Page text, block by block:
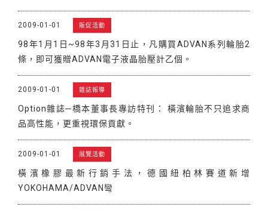
2009-01-01 販促活動
98年1月1日~98年3月31日止，凡購買ADVAN系列輪胎2
條，即可獲贈ADVAN電子液晶胎壓計乙個。
2009-01-01 雜誌報導
Option雜誌─橋本董事長專訪特刊： 橫濱輪胎不只追求商
品高性能，更重視環保貢獻。
2009-01-01 展覽活動
橫濱橡膠最新行銷手法，德國紐柏林賽道新增
YOKOHAMA/ADVAN彎